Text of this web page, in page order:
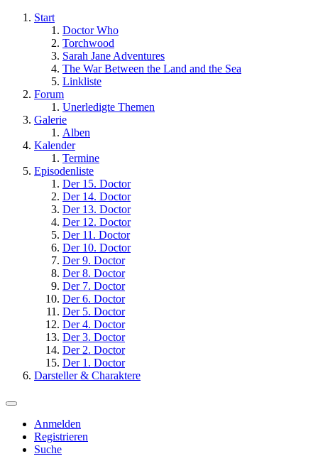
Start
Doctor Who
Torchwood
Sarah Jane Adventures
The War Between the Land and the Sea
Linkliste
Forum
Unerledigte Themen
Galerie
Alben
Kalender
Termine
Episodenliste
Der 15. Doctor
Der 14. Doctor
Der 13. Doctor
Der 12. Doctor
Der 11. Doctor
Der 10. Doctor
Der 9. Doctor
Der 8. Doctor
Der 7. Doctor
Der 6. Doctor
Der 5. Doctor
Der 4. Doctor
Der 3. Doctor
Der 2. Doctor
Der 1. Doctor
Darsteller & Charaktere
Anmelden
Registrieren
Suche